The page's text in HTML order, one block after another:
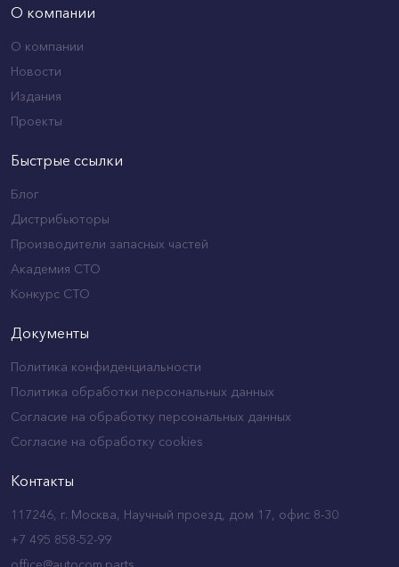
О компании
О компании
Новости
Издания
Проекты
Быстрые ссылки
Блог
Дистрибьюторы
Производители запасных частей
Академия СТО
Конкурс СТО
Документы
Политика конфиденциальности
Политика обработки персональных данных
Согласие на обработку персональных данных
Согласие на обработку cookies
Контакты
117246, г. Москва, Научный проезд, дом 17, офис 8-30
+7 495 858-52-99